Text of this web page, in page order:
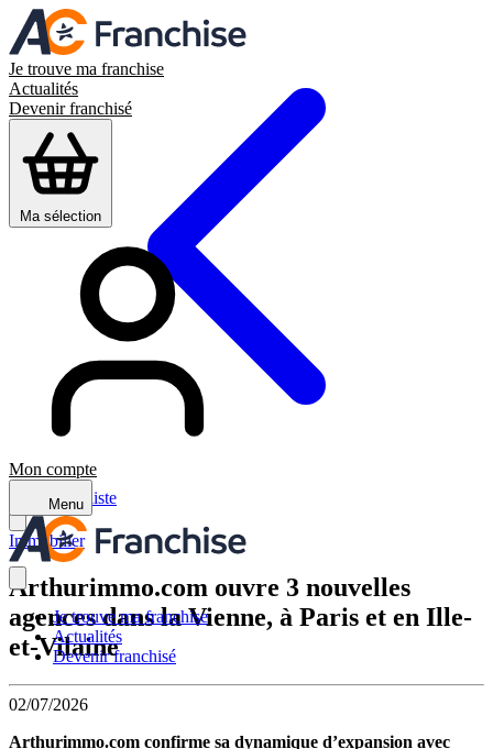
Je trouve ma franchise
Actualités
Devenir franchisé
Ma sélection
Mon compte
Menu
Je trouve ma franchise
Actualités
Devenir franchisé
Retour à la liste
Immobilier
Arthurimmo.com ouvre 3 nouvelles
agences dans la Vienne, à Paris et en Ille-
et-Vilaine
02/07/2026
Arthurimmo.com confirme sa dynamique d’expansion avec